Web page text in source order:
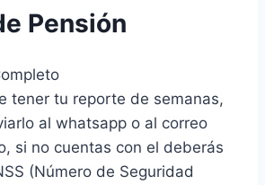
Pensión
tener tu reporte de semanas,
al whatsapp o al correo
si no cuentas con el deberás
(Número de Seguridad